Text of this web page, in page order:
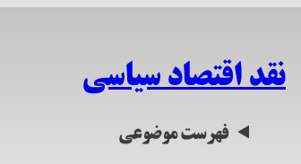
نقد اقتصاد سیاسی
فهرست موضوعی